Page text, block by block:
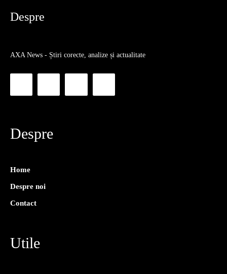
Despre
AXA News - Știri corecte, analize și actualitate
Despre
Home
Despre noi
Contact
Utile